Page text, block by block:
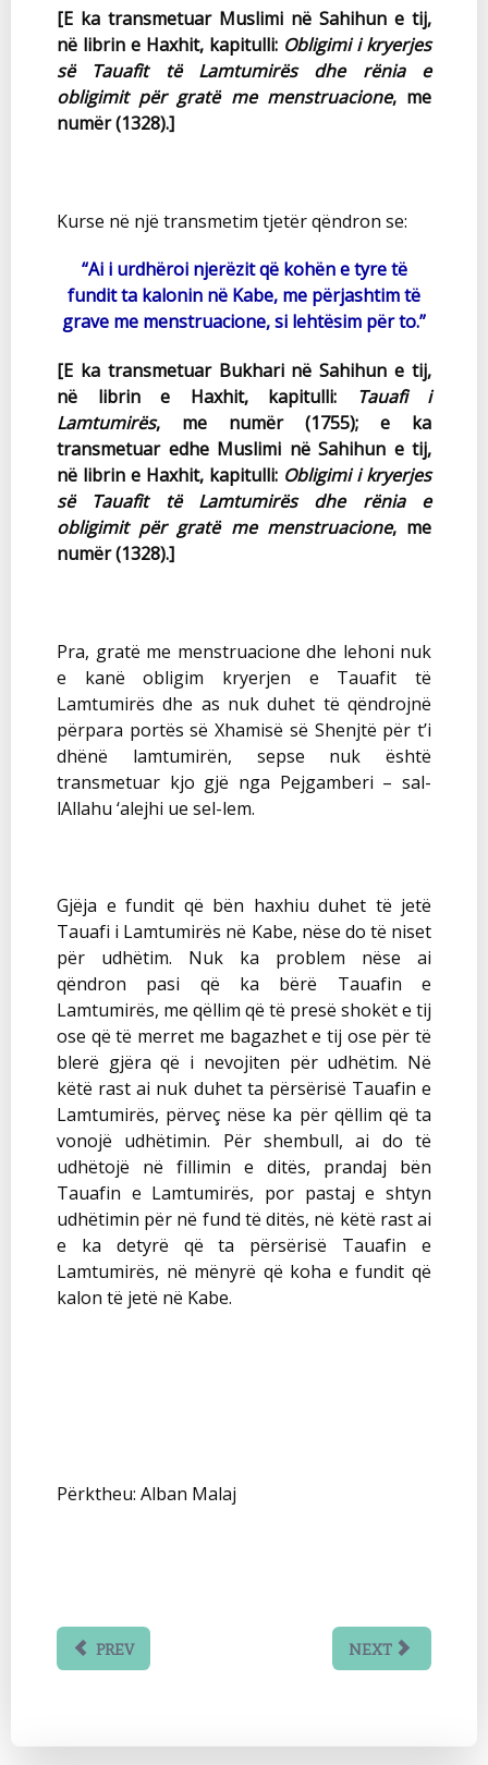
[E ka transmetuar Muslimi në Sahihun e tij,
në librin e Haxhit, kapitulli: Obligimi i kryerjes
së Tauafit të Lamtumirës dhe rënia e
obligimit për gratë me menstruacione, me
numër (1328).]
Kurse në një transmetim tjetër qëndron se:
“Ai i urdhëroi njerëzit që kohën e tyre të
fundit ta kalonin në Kabe, me përjashtim të
grave me menstruacione, si lehtësim për to.”
[E ka transmetuar Bukhari në Sahihun e tij,
në librin e Haxhit, kapitulli:
Tauafi i
Lamtumirës, me numër (1755); e ka
transmetuar edhe Muslimi në Sahihun e tij,
në librin e Haxhit, kapitulli: Obligimi i kryerjes
së Tauafit të Lamtumirës dhe rënia e
obligimit për gratë me menstruacione, me
numër (1328).]
Pra, gratë me menstruacione dhe lehoni nuk
e kanë obligim kryerjen e Tauafit të
Lamtumirës dhe as nuk duhet të qëndrojnë
përpara portës së Xhamisë së Shenjtë për t’i
dhënë lamtumirën, sepse nuk është
transmetuar kjo gjë nga Pejgamberi – sal-
lAllahu ‘alejhi ue sel-lem.
Gjëja e fundit që bën haxhiu duhet të jetë
Tauafi i Lamtumirës në Kabe, nëse do të niset
për udhëtim. Nuk ka problem nëse ai
qëndron pasi që ka bërë Tauafin e
Lamtumirës, me qëllim që të presë shokët e tij
ose që të merret me bagazhet e tij ose për të
blerë gjëra që i nevojiten për udhëtim. Në
këtë rast ai nuk duhet ta përsërisë Tauafin e
Lamtumirës, përveç nëse ka për qëllim që ta
vonojë udhëtimin. Për shembull, ai do të
udhëtojë në fillimin e ditës, prandaj bën
Tauafin e Lamtumirës, por pastaj e shtyn
udhëtimin për në fund të ditës, në këtë rast ai
e ka detyrë që ta përsërisë Tauafin e
Lamtumirës, në mënyrë që koha e fundit që
kalon të jetë në Kabe.
Përktheu: Alban Malaj
PREV NEXT